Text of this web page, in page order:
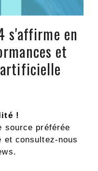
s'affirme en
et
!
source préférée
et consultez-nous